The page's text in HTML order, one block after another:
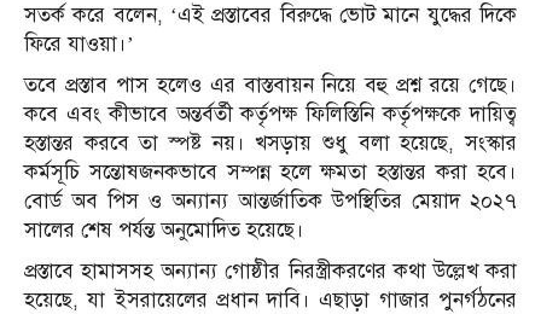
সতর্ক করে বলেন, ‘এই প্রস্তাবের বিরুদ্ধে ভোট মানে যুদ্ধের দিকে
ফিরে যাওয়া।’
তবে প্রস্তাব পাস হলেও এর বাস্তবায়ন নিয়ে বহু প্রশ্ন রয়ে গেছে।
কবে এবং কীভাবে অন্তর্বর্তী কর্তৃপক্ষ ফিলিস্তিনি কর্তৃপক্ষকে দায়িত্ব
হস্তান্তর করবে তা স্পষ্ট নয়। খসড়ায় শুধু বলা হয়েছে, সংস্কার
কর্মসূচি সন্তোষজনকভাবে সম্পন্ন হলে ক্ষমতা হস্তান্তর করা হবে।
বোর্ড অব পিস ও অন্যান্য আন্তর্জাতিক উপস্থিতির মেয়াদ ২০২৭
সালের শেষ পর্যন্ত অনুমোদিত হয়েছে।
প্রস্তাবে হামাসসহ অন্যান্য গোষ্ঠীর নিরস্ত্রীকরণের কথা উল্লেখ করা
হয়েছে, যা ইসরায়েলের প্রধান দাবি। এছাড়া গাজার পুনর্গঠনের